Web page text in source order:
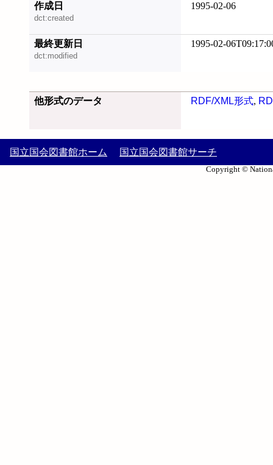
作成日
dct:created
1995-02-06
最終更新日
dct:modified
1995-02-
他形式のデータ RDF/XML形式,
国立国会図書館ホーム 国立国会図書館サーチ
Copyright ©